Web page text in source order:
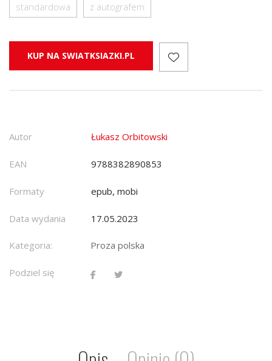
standardowa z autografem
KUP NA SWIATKSIAZKI.PL
Autor Łukasz Orbitowski
EAN 9788382890853
Formaty epub, mobi
Data wydania 17.05.2023
Kategoria: Proza polska
Podziel się